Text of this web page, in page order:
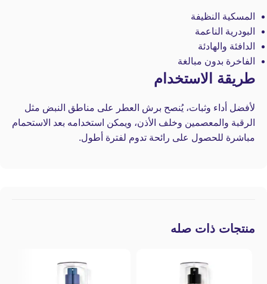
المسكية النظيفة
البودرية الناعمة
الدافئة والهادئة
الفاخرة بدون مبالغة
طريقة الاستخدام
لأفضل أداء وثبات، يُنصح برش العطر على مناطق النبض مثل
الرقبة والمعصمين وخلف الأذن، ويمكن استخدامه بعد الاستحمام
مباشرة للحصول على رائحة تدوم لفترة أطول.
منتجات ذات صله